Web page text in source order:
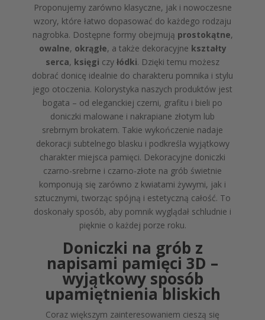
Proponujemy zarówno klasyczne, jak i nowoczesne
wzory, które łatwo dopasować do każdego rodzaju
nagrobka. Dostępne formy obejmują prostokątne,
owalne, okrągłe, a także dekoracyjne kształty
serca, księgi czy łódki. Dzięki temu możesz
dobrać donicę idealnie do charakteru pomnika i stylu
jego otoczenia. Kolorystyka naszych produktów jest
bogata – od eleganckiej czerni, grafitu i bieli po
doniczki malowane i nakrapiane złotym lub
srebrnym brokatem. Takie wykończenie nadaje
dekoracji subtelnego blasku i podkreśla wyjątkowy
charakter miejsca pamięci. Dekoracyjne doniczki
czarno-srebrne i czarno-złote na grób świetnie
komponują się zarówno z kwiatami żywymi, jak i
sztucznymi, tworząc spójną i estetyczną całość. To
doskonały sposób, aby pomnik wyglądał schludnie i
pięknie o każdej porze roku.
Doniczki na grób z
napisami pamięci 3D –
wyjątkowy sposób
upamiętnienia bliskich
Coraz większym zainteresowaniem cieszą się